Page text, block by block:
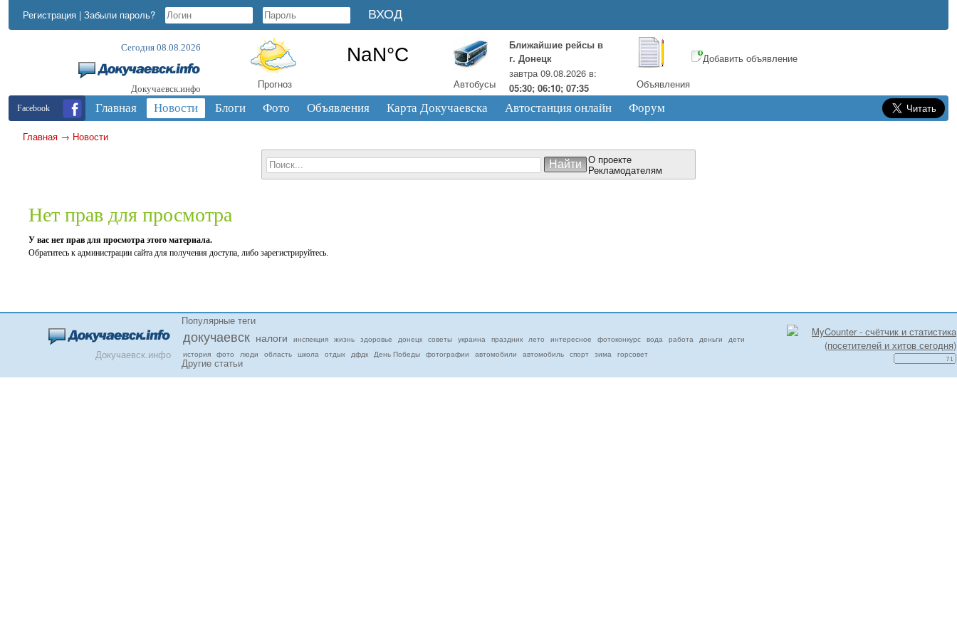
Регистрация | Забыли пароль?
Сегодня 08.08.2026
Докучаевск.инфо Прогноз Автобусы
Ближайшие рейсы в
г. Донецк
завтра 09.08.2026 в:
05:30; 06:10; 07:35
Объявления
Добавить объявление
Facebook Главная Новости Блоги Фото Объявления Карта Докучаевска Автостанция онлайн Форум
Главная → Новости
О проекте
Рекламодателям
Нет прав для просмотра
У вас нет прав для просмотра этого материала.
Обратитесь к администрации сайта для получения доступа, либо зарегистрируйтесь.
Популярные теги
докучаевск налоги инспекция жизнь здоровье донецк советы украина праздник лето интересное фотоконкурс вода работа деньги
дети
история фото люди область школа отдых дфдк День Победы фотографии автомобили автомобиль спорт зима горсовет
Другие статьи
Докучаевск.инфо